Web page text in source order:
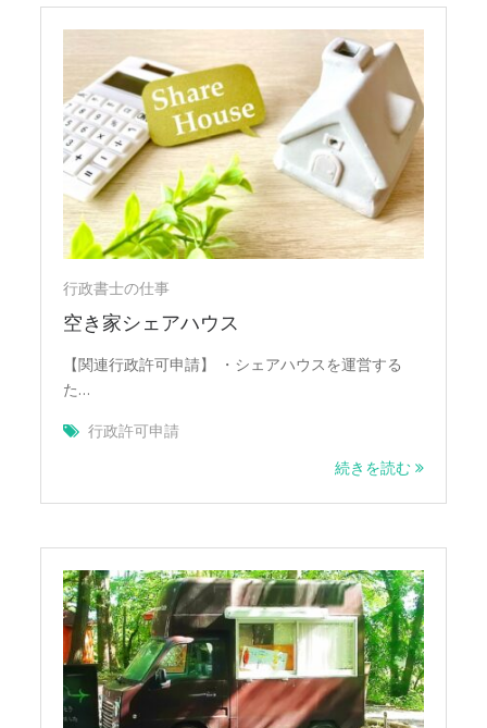
行政書士の仕事
空き家シェアハウス
【関連行政許可申請】 ・シェアハウスを運営する
た…
行政許可申請
続きを読む